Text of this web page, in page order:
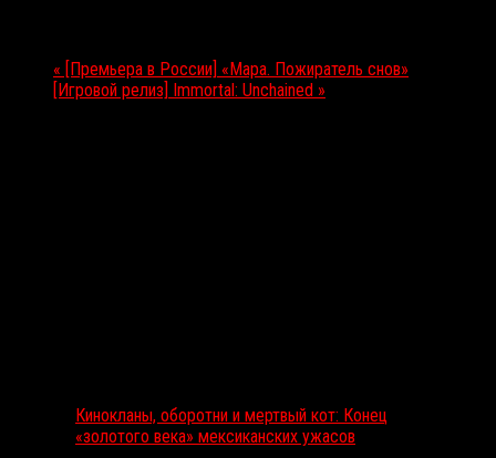
« [Премьера в России] «Мара. Пожиратель снов»
[Игровой релиз] Immortal: Unchained »
Кинокланы, оборотни и мертвый кот: Конец
«золотого века» мексиканских ужасов